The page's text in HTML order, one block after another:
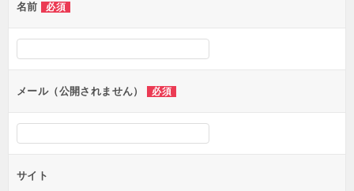
ー
シ
ン
名前 必須
メール（公開されません） 必須
サイト